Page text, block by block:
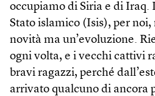
occupiamo di Siria e di Iraq.
Stato islamico (Isis), per noi,
novità ma un’evoluzione.
ogni volta, e i vecchi cattivi
bravi ragazzi, perché
arrivato qualcuno di ancora